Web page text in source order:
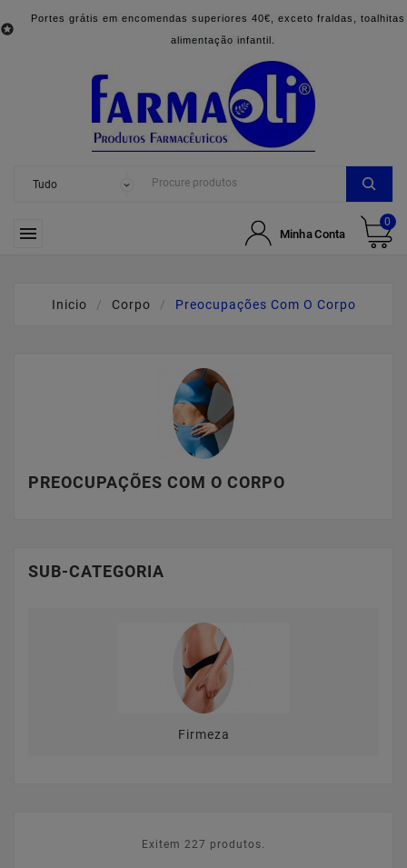

Portes grátis em encomendas superiores 40€, exceto fraldas, toalhitas
alimentação infantil.
 Minha Conta
0
Inicio Corpo Preocupações Com O Corpo
PREOCUPAÇÕES COM O CORPO
SUB-CATEGORIA
Firmeza
Exitem 227 produtos.